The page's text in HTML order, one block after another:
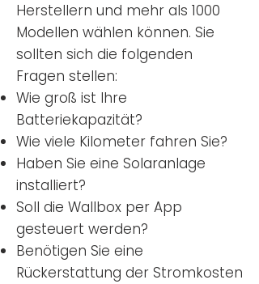
Herstellern und mehr als 1000
Modellen wählen können. Sie
sollten sich die folgenden
Fragen stellen:
Wie groß ist Ihre
Batteriekapazität?
Wie viele Kilometer fahren Sie?
Haben Sie eine Solaranlage
installiert?
Soll die Wallbox per App
gesteuert werden?
Benötigen Sie eine
Rückerstattung der Stromkosten